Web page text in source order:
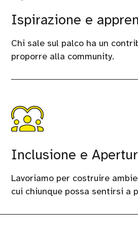
Ispirazione e
Chi sale sul palco ha un
proporre alla community.
Inclusione e
Lavoriamo per costruire
cui chiunque possa sentirsi a